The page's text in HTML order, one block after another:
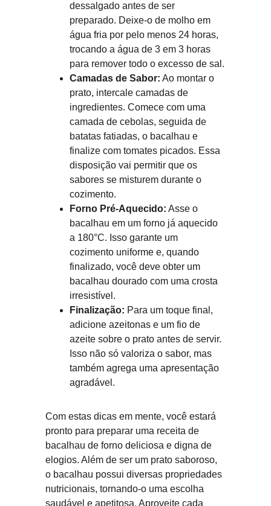
dessalgado antes de ser
preparado. Deixe-o de molho em
água fria por pelo menos 24 horas,
trocando a água de 3 em 3 horas
para remover todo o excesso de sal.
Camadas de Sabor: Ao montar o
prato, intercale camadas de
ingredientes. Comece com uma
camada de cebolas, seguida de
batatas fatiadas, o bacalhau e
finalize com tomates picados. Essa
disposição vai permitir que os
sabores se misturem durante o
cozimento.
Forno Pré-Aquecido: Asse o
bacalhau em um forno já aquecido
a 180°C. Isso garante um
cozimento uniforme e, quando
finalizado, você deve obter um
bacalhau dourado com uma crosta
irresistível.
Finalização: Para um toque final,
adicione azeitonas e um fio de
azeite sobre o prato antes de servir.
Isso não só valoriza o sabor, mas
também agrega uma apresentação
agradável.
Com estas dicas em mente, você estará
pronto para preparar uma receita de
bacalhau de forno deliciosa e digna de
elogios. Além de ser um prato saboroso,
o bacalhau possui diversas propriedades
nutricionais, tornando-o uma escolha
saudável e apetitosa. Aproveite cada